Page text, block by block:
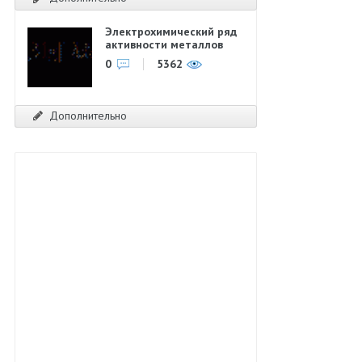
Электрохимический ряд
активности металлов
0
5362
Дополнительно